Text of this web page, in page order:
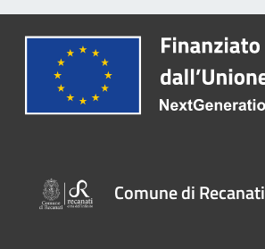
Comune di Recanati